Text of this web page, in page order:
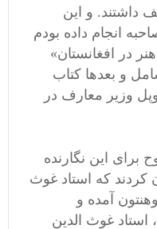
داشتند. و این
انجام داده بودم
در افغانستان»
و بعدها کتاب
وزیر معارف در
این نگارنده
کردند که استاد غوث
آمده و
غوث الدین